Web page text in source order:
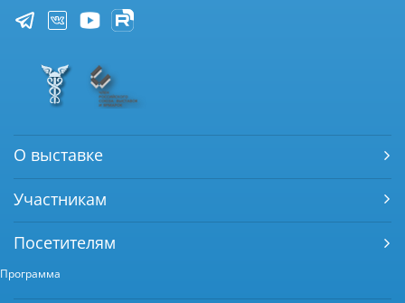
О выставке
Участникам
Посетителям
Программа